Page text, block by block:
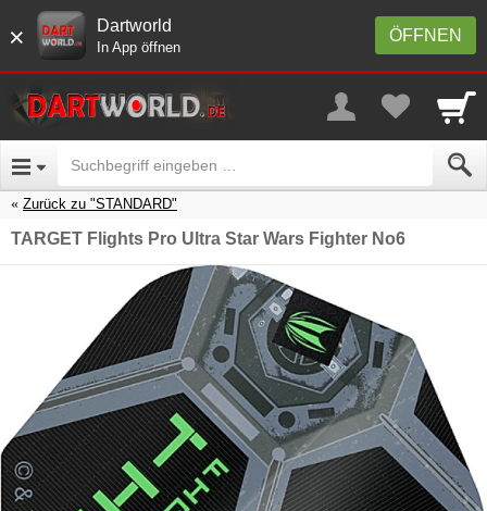
× ÖFFNEN
Dartworld
In App öffnen
Zurück zu "STANDARD"
TARGET Flights Pro Ultra Star Wars Fighter No6